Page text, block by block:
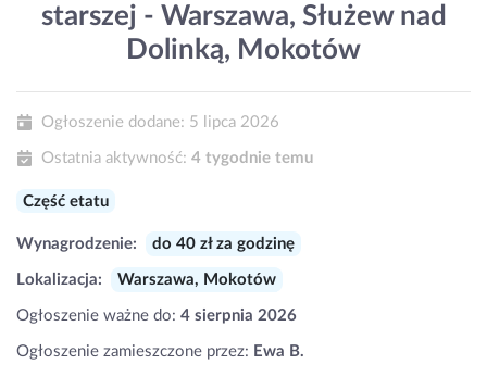
starszej - Warszawa, Służew nad
Dolinką, Mokotów
Ogłoszenie dodane: 5 lipca 2026
Ostatnia aktywność: 4 tygodnie temu
Część etatu
Wynagrodzenie: do 40 zł za godzinę
Lokalizacja: Warszawa, Mokotów
Ogłoszenie ważne do: 4 sierpnia 2026
Ogłoszenie zamieszczone przez: Ewa B.